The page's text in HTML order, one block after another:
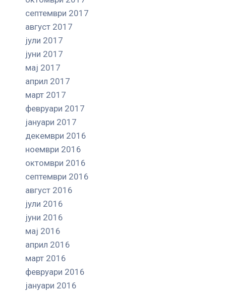
септември 2017
август 2017
јули 2017
јуни 2017
мај 2017
април 2017
март 2017
февруари 2017
јануари 2017
декември 2016
ноември 2016
октомври 2016
септември 2016
август 2016
јули 2016
јуни 2016
мај 2016
април 2016
март 2016
февруари 2016
јануари 2016